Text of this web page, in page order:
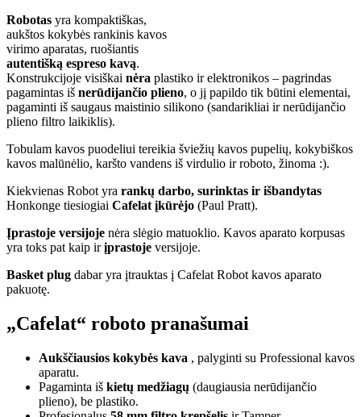
Robotas yra kompaktiškas,
aukštos kokybės rankinis kavos
virimo aparatas, ruošiantis
autentišką espreso kavą.
Konstrukcijoje visiškai nėra plastiko ir elektronikos – pagrindas
pagamintas iš nerūdijančio plieno, o jį papildo tik būtini elementai,
pagaminti iš saugaus maistinio silikono (sandarikliai ir nerūdijančio
plieno filtro laikiklis).
Tobulam kavos puodeliui tereikia šviežių kavos pupelių, kokybiškos
kavos malūnėlio, karšto vandens iš virdulio ir roboto, žinoma :).
Kiekvienas Robot yra rankų darbo, surinktas ir išbandytas
Honkonge tiesiogiai Cafelat įkūrėjo (Paul Pratt).
Įprastoje versijoje nėra slėgio matuoklio. Kavos aparato korpusas
yra toks pat kaip irįprastoje versijoje.
Basket plug dabar yra įtrauktas į Cafelat Robot kavos aparato
pakuotę.
„Cafelat“ roboto pranašumai
Aukščiausios kokybės kava , palyginti su Professional kavos
aparatu.
Pagaminta iš kietų medžiagų (daugiausia nerūdijančio
plieno), be plastiko.